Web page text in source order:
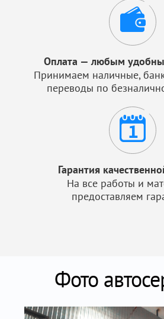
Оплата — любым
Принимаем наличные,
переводы по
Гарантия
На все работы и
предоставляем
Фото